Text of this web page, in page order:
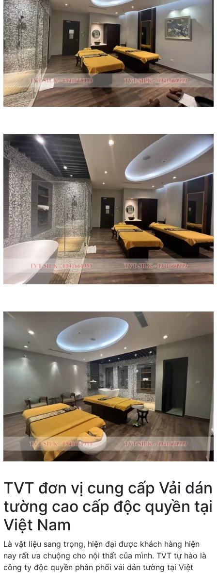
TVT đơn vị cung cấp Vải dán
tường cao cấp độc quyền tại
Việt Nam
Là vật liệu sang trọng, hiện đại được khách hàng hiện
nay rất ưa chuộng cho nội thất của mình. TVT tự hào là
công ty độc quyền phân phối vải dán tường tại Việt